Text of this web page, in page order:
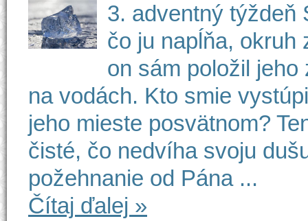
3. adventný týždeň
čo ju napĺňa, okruh
on sám položil
na vodách. Kto smie
jeho mieste posvätnom?
čisté, čo nedvíha svoju
požehnanie od Pána ...
Čítaj ďalej »